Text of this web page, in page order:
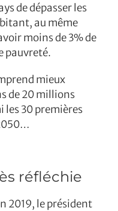
de dépasser les
au même
moins de 3% de
pauvreté.
mieux
de 20 millions
les 30 premières
réfléchie
2019, le président